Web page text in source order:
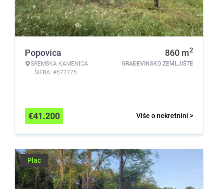
Popovica
SREMSKA KAMENICA
ŠIFRA: #572775
860 m2
GRAĐEVINSKO ZEMLJIŠTE
Više o nekretnini >
€41.200
Plac